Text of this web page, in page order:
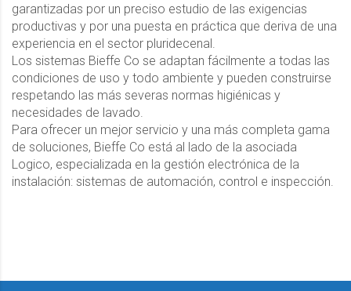
garantizadas por un preciso estudio de las exigencias
productivas y por una puesta en práctica que deriva de una
experiencia en el sector pluridecenal.
Los sistemas Bieffe Co se adaptan fácilmente a todas las
condiciones de uso y todo ambiente y pueden construirse
respetando las más severas normas higiénicas y
necesidades de lavado.
Para ofrecer un mejor servicio y una más completa gama
de soluciones, Bieffe Co está al lado de la asociada
Logico, especializada en la gestión electrónica de la
instalación: sistemas de automación, control e inspección.